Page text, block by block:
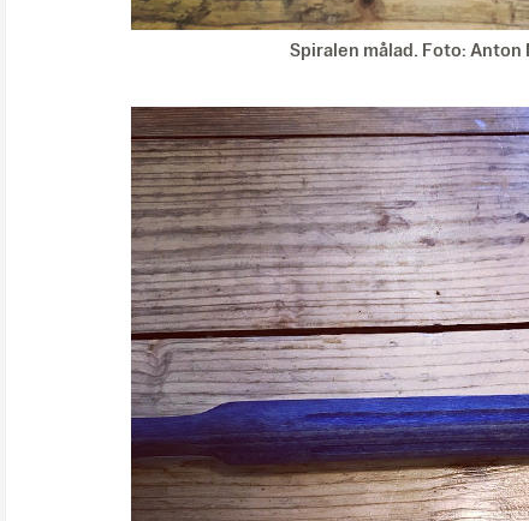
Spiralen målad. Foto: Anton